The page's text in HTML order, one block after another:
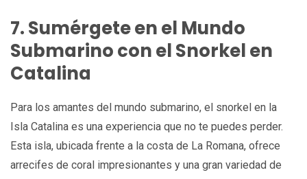
7. Sumérgete en el Mundo
Submarino con el Snorkel en
Catalina
Para los amantes del mundo submarino, el snorkel en la
Isla Catalina es una experiencia que no te puedes perder.
Esta isla, ubicada frente a la costa de La Romana, ofrece
arrecifes de coral impresionantes y una gran variedad de